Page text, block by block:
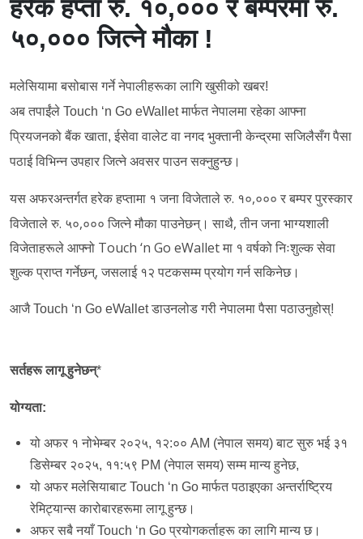
हरेक हप्ता रु. १०,००० र बम्परमा रु.
५०,००० जित्ने मौका !
मलेसियामा बसोबास गर्ने नेपालीहरूका लागि खुसीको खबर!
अब तपाईंले Touch ‘n Go eWallet मार्फत नेपालमा रहेका आफ्ना
प्रियजनको बैंक खाता, ईसेवा वालेट वा नगद भुक्तानी केन्द्रमा सजिलैसँग पैसा
पठाई विभिन्न उपहार जित्ने अवसर पाउन सक्नुहुन्छ।
यस अफरअन्तर्गत हरेक हप्तामा १ जना विजेताले रु. १०,००० र बम्पर पुरस्कार
विजेताले रु. ५०,००० जित्ने मौका पाउनेछन्। साथै, तीन जना भाग्यशाली
विजेताहरूले आफ्नो Touch ‘n Go eWallet मा १ वर्षको निःशुल्क सेवा
शुल्क प्राप्त गर्नेछन्, जसलाई १२ पटकसम्म प्रयोग गर्न सकिनेछ।
आजै Touch ‘n Go eWallet डाउनलोड गरी नेपालमा पैसा पठाउनुहोस्!
सर्तहरू लागू हुनेछन्*
योग्यता:
यो अफर १ नोभेम्बर २०२५, १२:०० AM (नेपाल समय) बाट सुरु भई ३१
डिसेम्बर २०२५, ११:५९ PM (नेपाल समय) सम्म मान्य हुनेछ,
यो अफर मलेसियाबाट Touch ‘n Go मार्फत पठाइएका अन्तर्राष्ट्रिय
रेमिट्यान्स कारोबारहरूमा लागू हुन्छ।
अफर सबै नयाँ Touch ‘n Go प्रयोगकर्ताहरू का लागि मान्य छ।